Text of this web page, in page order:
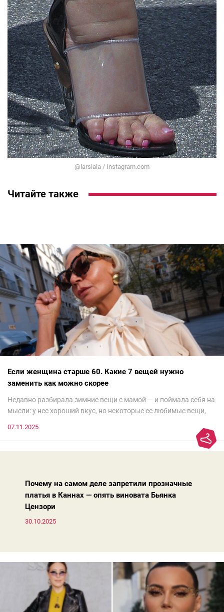
@larslala / Instagram.com
Читайте также
Если женщина старше 60. Какие 7 вещей нужно
заменить как можно скорее
Недавно разбирала зимние вещи с мамой — и поймала себя на
мысли: у нее хороший вкус, но некоторые ее любимые вещи,
моды. Вовсе нет.Проблема в том, что сама мода сделала шаг
07.11.2025
Почему на самом деле запретили прозначные
платья в Каннах — опять виновата Бьянка
Цензори
30.10.2025